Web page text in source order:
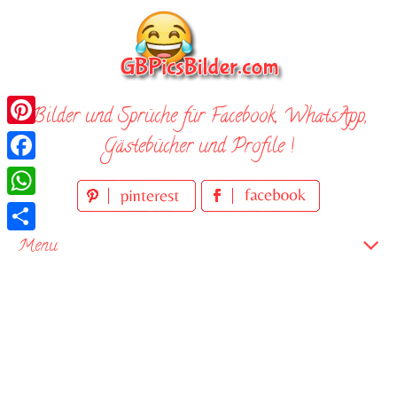
Bilder und Sprüche für Facebook, WhatsApp,
Gästebücher und Profile !
Menu
Pinterest
Facebook
WhatsApp
Teilen